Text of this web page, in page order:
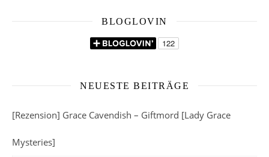
BLOGLOVIN
NEUESTE BEITRÄGE
[Rezension] Grace Cavendish – Giftmord [Lady Grace
Mysteries]